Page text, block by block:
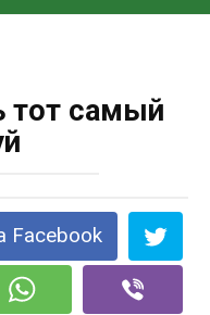
тот самый
Facebook